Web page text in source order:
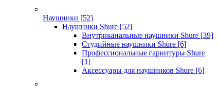
Наушники [52]
Наушники Shure [52]
Внутриканальные наушники Shure [39]
Студийные наушники Shure [6]
Профессиональные гарнитуры Shure
[1]
Аксессуары для наушников Shure [6]